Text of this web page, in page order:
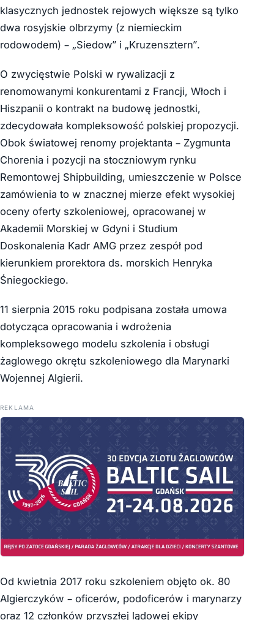
klasycznych jednostek rejowych większe są tylko
dwa rosyjskie olbrzymy (z niemieckim
rodowodem) – „Siedow” i „Kruzensztern”.
O zwycięstwie Polski w rywalizacji z
renomowanymi konkurentami z Francji, Włoch i
Hiszpanii o kontrakt na budowę jednostki,
zdecydowała kompleksowość polskiej propozycji.
Obok światowej renomy projektanta – Zygmunta
Chorenia i pozycji na stoczniowym rynku
Remontowej Shipbuilding, umieszczenie w Polsce
zamówienia to w znacznej mierze efekt wysokiej
oceny oferty szkoleniowej, opracowanej w
Akademii Morskiej w Gdyni i Studium
Doskonalenia Kadr AMG przez zespół pod
kierunkiem prorektora ds. morskich Henryka
Śniegockiego.
11 sierpnia 2015 roku podpisana została umowa
dotycząca opracowania i wdrożenia
kompleksowego modelu szkolenia i obsługi
żaglowego okrętu szkoleniowego dla Marynarki
Wojennej Algierii.
REKLAMA
Od kwietnia 2017 roku szkoleniem objęto ok. 80
Algierczyków – oficerów, podoficerów i marynarzy
oraz 12 członków przyszłej lądowej ekipy